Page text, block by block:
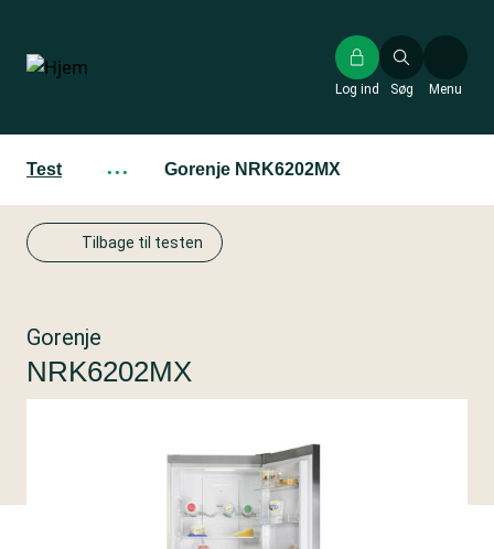
hovedindhold
Søg
Log ind Menu
Test ··· Gorenje NRK6202MX
Tilbage til testen
Gorenje
NRK6202MX